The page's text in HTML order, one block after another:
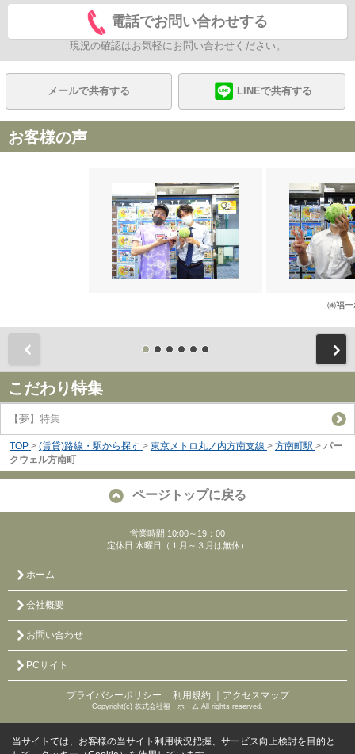
電話でお問い合わせする
現況の確認はお気軽にお問い合わせください。
メールで共有する LINEで共有する
お客様の声
㈱福一
こだわり特集
【夢】特集
TOP > (賃貸)路線・駅から探す > 東京メトロ丸ノ内方南支線 > 方南町駅 > パー
クウェル方南町
ページトップに戻る
営業時間:10:00～19：00
定休日:水曜日（１月～３月は無休）
ホーム
会社概要
お問い合わせ
PCサイト
プライバシーポリシー ｜ 利用規約 ｜アクセスマップ
Copyright(c) 株式会社福一ホーム All rights reserved.
当サイトでは、お客様の当サイト利用状況把握、サービス向上検討を目的と